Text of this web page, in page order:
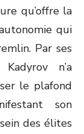
qu’offre la
qui
Par ses
n’a
le plafond
son
des élites